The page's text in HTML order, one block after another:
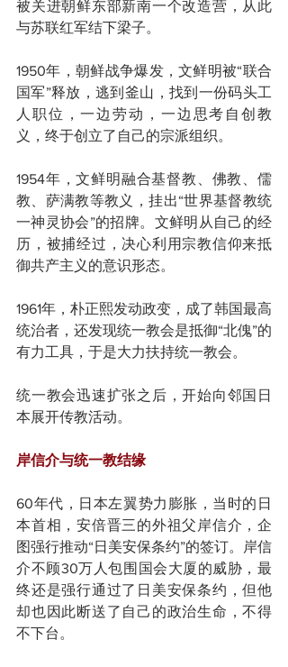
被关进朝鲜东部新南一个改造营，从此
与苏联红军结下梁子。
1950年，朝鲜战争爆发，文鲜明被“联合
国军”释放，逃到釜山，找到一份码头工
人职位，一边劳动，一边思考自创教
义，终于创立了自己的宗派组织。
1954年，文鲜明融合基督教、佛教、儒
教、萨满教等教义，挂出“世界基督教统
一神灵协会”的招牌。文鲜明从自己的经
历，被捕经过，决心利用宗教信仰来抵
御共产主义的意识形态。
1961年，朴正熙发动政变，成了韩国最高
统治者，还发现统一教会是抵御“北傀”的
有力工具，于是大力扶持统一教会。
统一教会迅速扩张之后，开始向邻国日
本展开传教活动。
岸信介与统一教结缘
60年代，日本左翼势力膨胀，当时的日
本首相，安倍晋三的外祖父岸信介，企
图强行推动“日美安保条约”的签订。岸信
介不顾30万人包围国会大厦的威胁，最
终还是强行通过了日美安保条约，但他
却也因此断送了自己的政治生命，不得
不下台。